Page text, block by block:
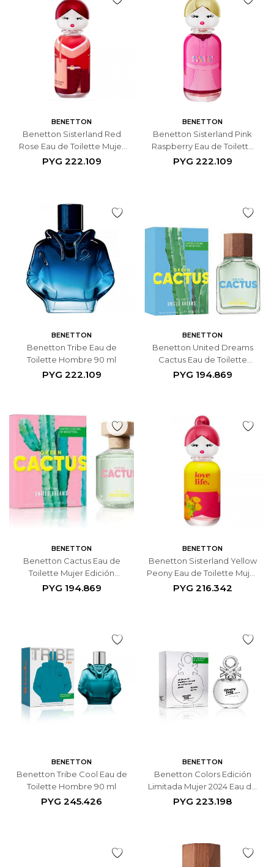
BENETTON
Benetton Sisterland Red
Rose Eau de Toilette Mujer
80 ml
PYG 222.109
BENETTON
Benetton Sisterland Pink
Raspberry Eau de Toilette
Mujer 80 ml
PYG 222.109
BENETTON
Benetton Tribe Eau de
Toilette Hombre 90 ml
PYG 222.109
BENETTON
Benetton United Dreams
Cactus Eau de Toilette
Hombre Edición Limitada
PYG 194.869
BENETTON
Benetton Cactus Eau de
Toilette Mujer Edición
Limitada 80 ml
PYG 194.869
BENETTON
Benetton Sisterland Yellow
Peony Eau de Toilette Mujer
80 ml
PYG 216.342
BENETTON
Benetton Tribe Cool Eau de
Toilette Hombre 90 ml
PYG 245.426
BENETTON
Benetton Colors Edición
Limitada Mujer 2024 Eau de
Toilette 80 ml
PYG 223.198